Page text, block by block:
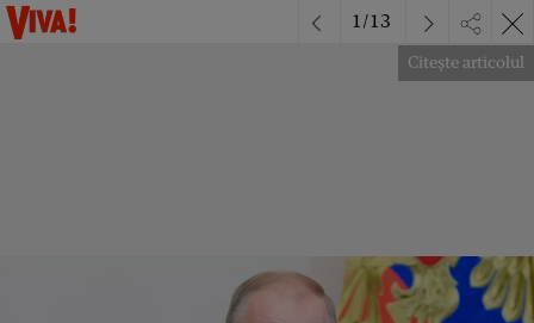
Citește articolul
1/13